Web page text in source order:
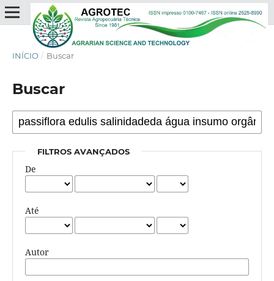
INÍCIO / Buscar
Buscar
FILTROS AVANÇADOS
De
Até
Autor